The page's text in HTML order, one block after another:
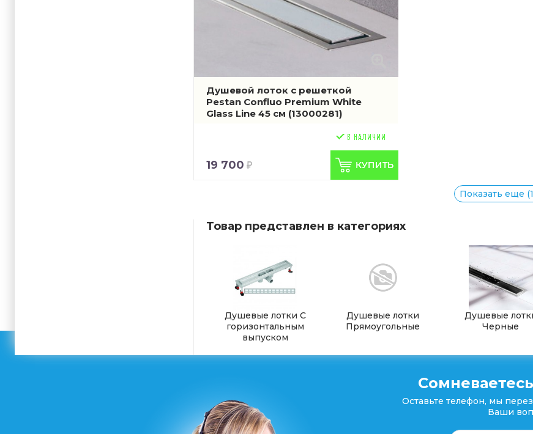
Душевой лоток с решеткой
Pestan Confluo Premium White
Glass Line 45 см (13000281)
19 700
Показать еще
Товар представлен в категориях
Душевые лотки С
горизонтальным
выпуском
Душевые лотки
Прямоугольные
Душевые
Черные
Оставьте телефон, мы
Ваши